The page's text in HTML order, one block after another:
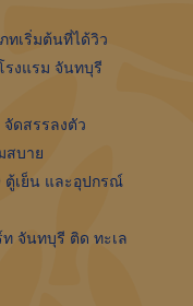
ทเริ่มต้นที่ได้วิว
รงแรม จันทบุรี
ดสรรลงตัว
สบาย
ตู้เย็น และอุปกรณ์
ท จันทบุรี ติด ทะเล